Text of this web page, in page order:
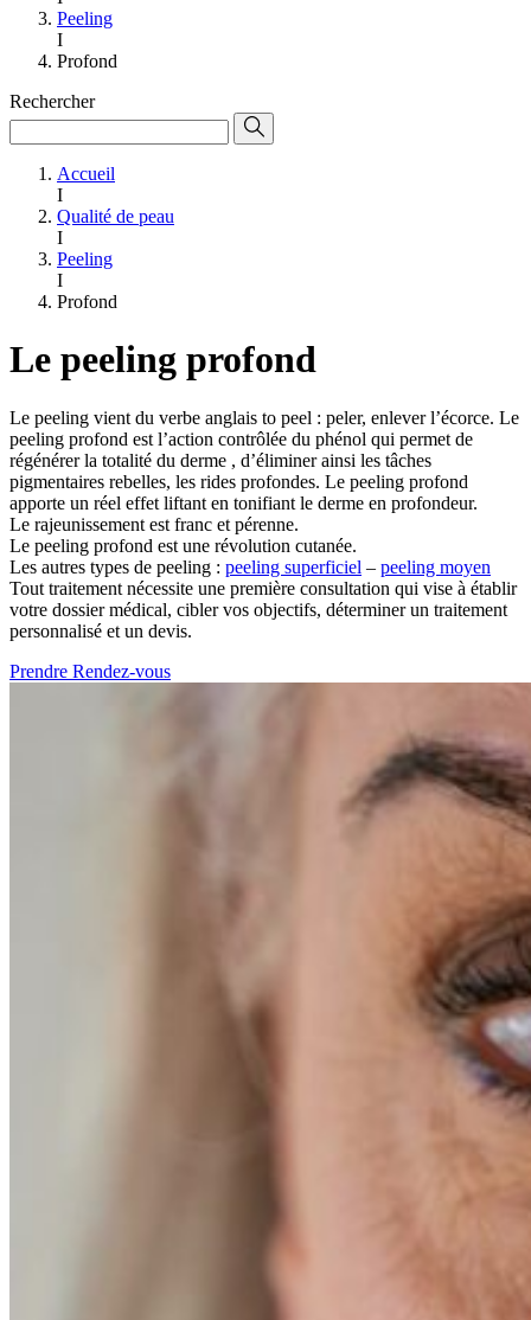
Peeling
I
Profond
Rechercher
Accueil
I
Qualité de peau
I
Peeling
I
Profond
Le peeling profond
Le peeling vient du verbe anglais to peel : peler, enlever l’écorce. Le
peeling profond est l’action contrôlée du phénol qui permet de
régénérer la totalité du derme , d’éliminer ainsi les tâches
pigmentaires rebelles, les rides profondes. Le peeling profond
apporte un réel effet liftant en tonifiant le derme en profondeur.
Le rajeunissement est franc et pérenne.
Le peeling profond est une révolution cutanée.
Les autres types de peeling : peeling superficiel – peeling moyen
Tout traitement nécessite une première consultation qui vise à établir
votre dossier médical, cibler vos objectifs, déterminer un traitement
personnalisé et un devis.
Prendre Rendez-vous